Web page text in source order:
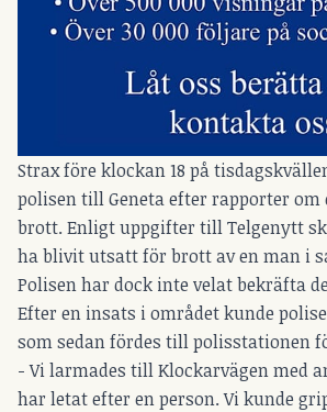
Strax före klockan 18 på
polisen till Geneta efter rapporter
brott. Enligt uppgifter till Telgenytt
ha blivit utsatt för brott av en man i
Polisen har dock inte velat bekräfta
Efter en insats i området kunde
som sedan fördes till polisstationen
- Vi larmades till Klockarvägen med
har letat efter en person. Vi kunde